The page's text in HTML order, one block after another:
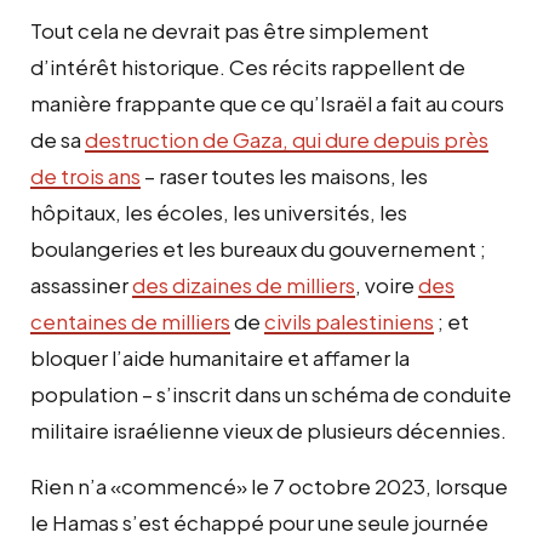
Tout cela ne devrait pas être simplement
d’intérêt historique. Ces récits rappellent de
manière frappante que ce qu’Israël a fait au cours
de sadestruction de Gaza, qui dure depuis près
de trois ans – raser toutes les maisons, les
hôpitaux, les écoles, les universités, les
boulangeries et les bureaux du gouvernement ;
assassinerdes dizaines de milliers, voiredes
centaines de milliersdecivils palestiniens ; et
bloquer l’aide humanitaire et affamer la
population – s’inscrit dans un schéma de conduite
militaire israélienne vieux de plusieurs décennies.
Rien n’a «commencé» le 7 octobre 2023, lorsque
le Hamas s’est échappé pour une seule journée